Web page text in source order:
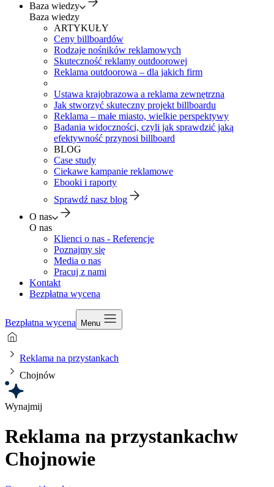
Baza wiedzy
Baza wiedzy
ARTYKUŁY
Ceny billboardów
Rodzaje nośników reklamowych
Skuteczność reklamy outdoorowej
Reklama outdoorowa – dla jakich firm
Ustawa krajobrazowa a reklama zewnętrzna
Jak stworzyć skuteczny projekt billboardu
Reklama – małe miasto, wielkie perspektywy
Badania widoczności, czyli jak sprawdzić jaką
efektywność przynosi billboard
BLOG
Case study
Ciekawe kampanie reklamowe
Ebooki i raporty
Sprawdź nasz blog
O nas
O nas
Klienci o nas - Referencje
Poznajmy się
Media o nas
Pracuj z nami
Kontakt
Bezpłatna wycena
Bezpłatna wycena Menu
Reklama na przystankach
Chojnów
Wynajmij
Reklama na przystankachw
Chojnowie